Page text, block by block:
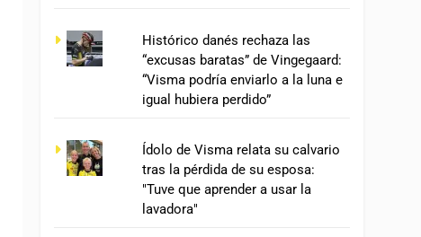
Histórico danés rechaza las
“excusas baratas” de Vingegaard:
“Visma podría enviarlo a la luna e
igual hubiera perdido”
Ídolo de Visma relata su calvario
tras la pérdida de su esposa:
"Tuve que aprender a usar la
lavadora"